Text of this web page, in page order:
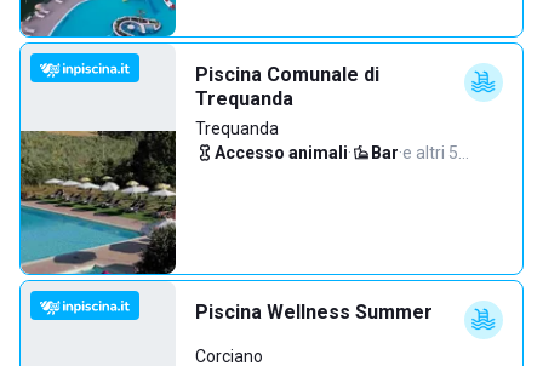
Piscina Comunale di
Trequanda
Trequanda
Accesso animali· Bar·e altri 5…
Piscina Wellness Summer
Corciano